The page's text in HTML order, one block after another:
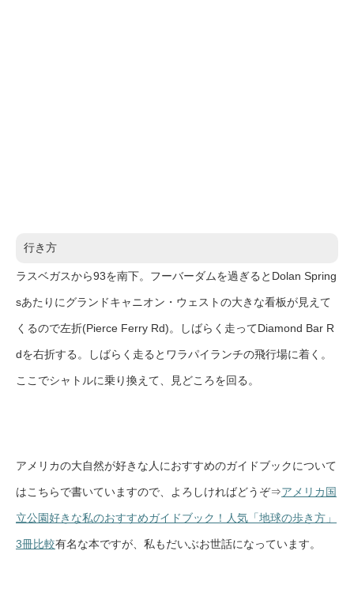
行き方
ラスベガスから93を南下。フーバーダムを過ぎるとDolan Spring
sあたりにグランドキャニオン・ウェストの大きな看板が見えて
くるので左折(Pierce Ferry Rd)。しばらく走ってDiamond Bar R
dを右折する。しばらく走るとワラパイランチの飛行場に着く。
ここでシャトルに乗り換えて、見どころを回る。
アメリカの大自然が好きな人におすすめのガイドブックについて
はこちらで書いていますので、よろしければどうぞ⇒アメリカ国
立公園好きな私のおすすめガイドブック！人気「地球の歩き方」
3冊比較有名な本ですが、私もだいぶお世話になっています。